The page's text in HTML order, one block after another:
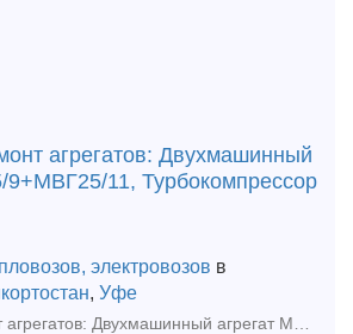
агрегатов: Двухмашинный
9+МВГ25/11, Турбокомпрессор
электровозов в
, Уфе
Поставка и ремонт агрегатов: Двухмашинный агрегат МВТ25/9+МВГ25/11, Турбокомпрессор ТК30 ООО "Уфимская Промышленная Компания" Александр тел. 8 965 652 7097